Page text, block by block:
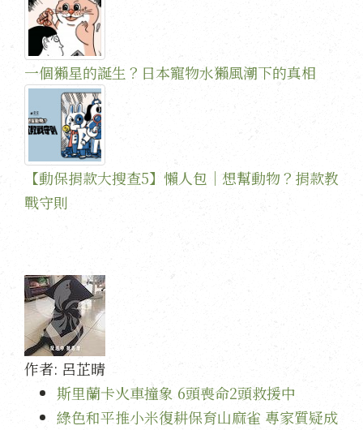
一個獺星的誕生？日本寵物水獺風潮下的真相
【動保捐款大搜查5】懶人包｜想幫動物？捐款教
戰守則
作者: 呂芷晴
斯里蘭卡火車撞象 6頭喪命2頭救援中
綠色和平推小米復耕保育山麻雀 專家質疑成